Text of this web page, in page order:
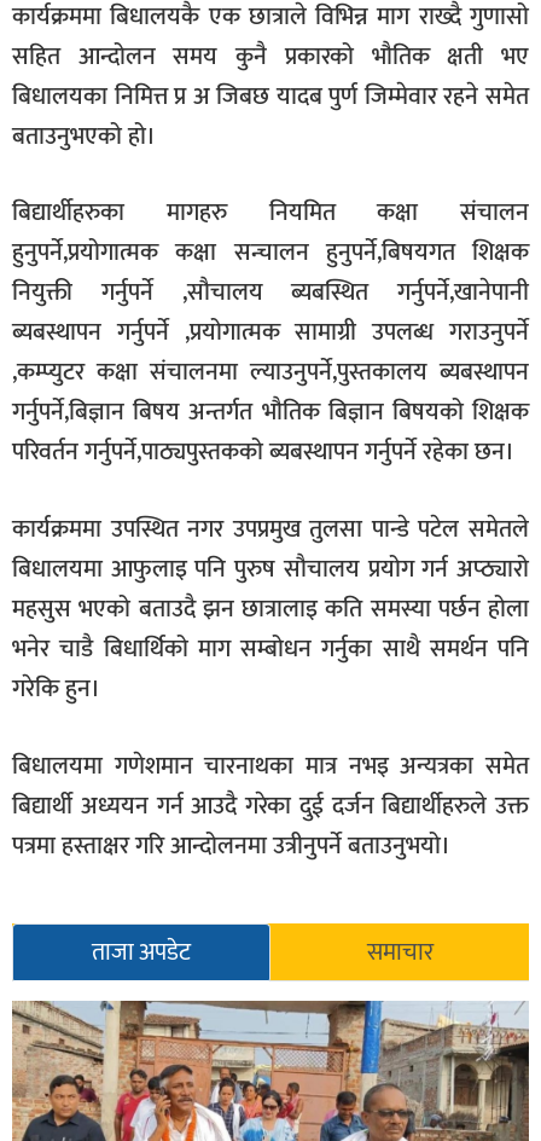
कार्यक्रममा बिधालयकै एक छात्राले विभिन्न माग राख्दै गुणासो
सहित आन्दोलन समय कुनै प्रकारको भौतिक क्षती भए
बिधालयका निमित्त प्र अ जिबछ यादब पुर्ण जिम्मेवार रहने समेत
बताउनुभएको हो।
बिद्यार्थीहरुका मागहरु नियमित कक्षा संचालन
हुनुपर्ने,प्रयोगात्मक कक्षा सन्चालन हुनुपर्ने,बिषयगत शिक्षक
नियुक्ती गर्नुपर्ने ,सौचालय ब्यबस्थित गर्नुपर्ने,खानेपानी
ब्यबस्थापन गर्नुपर्ने ,प्रयोगात्मक सामाग्री उपलब्ध गराउनुपर्ने
,कम्प्युटर कक्षा संचालनमा ल्याउनुपर्ने,पुस्तकालय ब्यबस्थापन
गर्नुपर्ने,बिज्ञान बिषय अन्तर्गत भौतिक बिज्ञान बिषयको शिक्षक
परिवर्तन गर्नुपर्ने,पाठ्यपुस्तकको ब्यबस्थापन गर्नुपर्ने रहेका छन।
कार्यक्रममा उपस्थित नगर उपप्रमुख तुलसा पान्डे पटेल समेतले
बिधालयमा आफुलाइ पनि पुरुष सौचालय प्रयोग गर्न अप्ठ्यारो
महसुस भएको बताउदै झन छात्रालाइ कति समस्या पर्छन होला
भनेर चाडै बिधार्थिको माग सम्बोधन गर्नुका साथै समर्थन पनि
गरेकि हुन।
बिधालयमा गणेशमान चारनाथका मात्र नभइ अन्यत्रका समेत
बिद्यार्थी अध्ययन गर्न आउदै गरेका दुई दर्जन बिद्यार्थीहरुले उक्त
पत्रमा हस्ताक्षर गरि आन्दोलनमा उत्रीनुपर्ने बताउनुभयो।
ताजा अपडेट समाचार